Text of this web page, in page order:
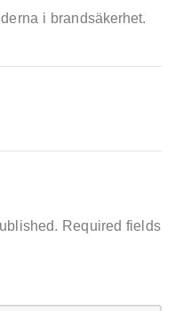
i brandsäkerhet.
Required fields